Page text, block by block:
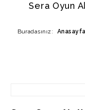
Sera Oyun
Buradasınız: Anasayfa